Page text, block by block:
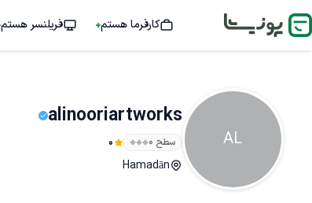
کارفرما هستم فریلنسر هستم
AL
alinooriartworks
سطح ۰ 0
Hamadān